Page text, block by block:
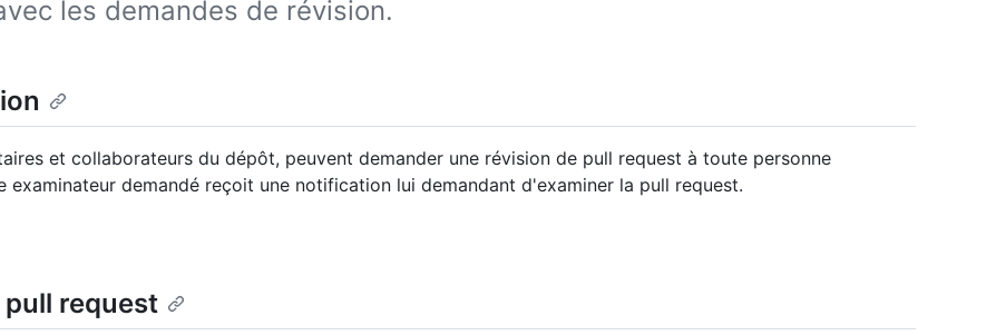
les demandes de révision.
et collaborateurs du dépôt, peuvent demander une révision de pull request à toute personne
examinateur demandé reçoit une notification lui demandant d'examiner la pull request.
request